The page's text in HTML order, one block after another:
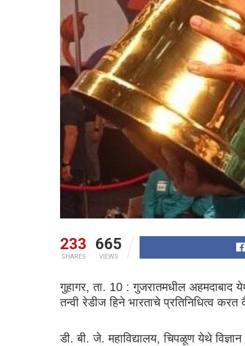
233
SHARES
665
VIEWS
गुहागर, ता. 10 : गुजरातमधील अहमदाबाद
तन्वी रेडीज हिने भारताचे प्रतिनिधित्व
डी. बी. जे. महाविद्यालय, चिपळूण येथे